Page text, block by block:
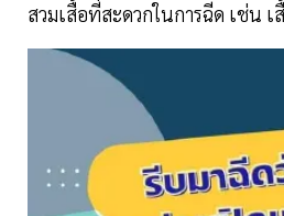
สวมเสื้อที่สะดวกในการฉีด เช่น